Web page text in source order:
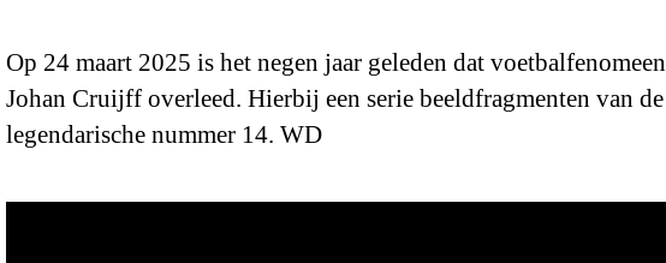
Op 24 maart 2025 is het negen jaar geleden dat voetbalfenomeen
Johan Cruijff overleed. Hierbij een serie beeldfragmenten van de
legendarische nummer 14. WD